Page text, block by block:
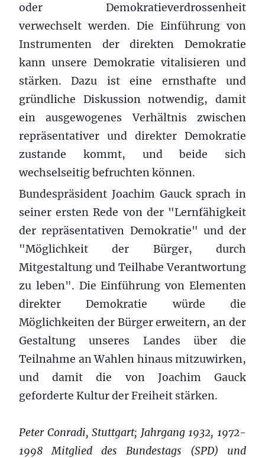
oder Demokratieverdrossenheit
verwechselt werden. Die Einführung von
Instrumenten der direkten Demokratie
kann unsere Demokratie vitalisieren und
stärken. Dazu ist eine ernsthafte und
gründliche Diskussion notwendig, damit
ein ausgewogenes Verhältnis zwischen
repräsentativer und direkter Demokratie
zustande kommt, und beide sich
wechselseitig befruchten können.
Bundespräsident Joachim Gauck sprach in
seiner ersten Rede von der "Lernfähigkeit
der repräsentativen Demokratie" und der
"Möglichkeit der Bürger, durch
Mitgestaltung und Teilhabe Verantwortung
zu leben". Die Einführung von Elementen
direkter Demokratie würde die
Möglichkeiten der Bürger erweitern, an der
Gestaltung unseres Landes über die
Teilnahme an Wahlen hinaus mitzuwirken,
und damit die von Joachim Gauck
geforderte Kultur der Freiheit stärken.
Peter Conradi, Stuttgart; Jahrgang 1932, 1972-
1998 Mitglied des Bundestags (SPD) und